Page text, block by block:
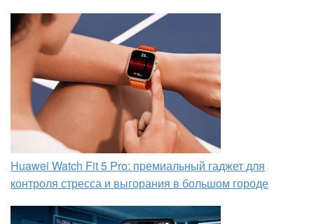
Huawei Watch Fit 5 Pro: премиальный гаджет для
контроля стресса и выгорания в большом городе